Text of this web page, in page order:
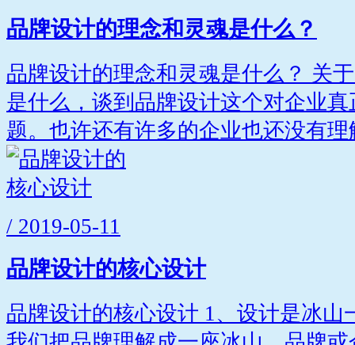
品牌设计的理念和灵魂是什么？
品牌设计的理念和灵魂是什么？ 关
是什么，谈到品牌设计这个对企业
题。也许还有许多的企业也还没有理
/ 2019-05-11
品牌设计的核心设计
品牌设计的核心设计 1、设计是冰山